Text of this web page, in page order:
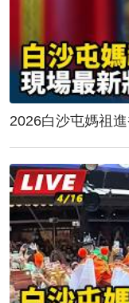
2026白沙屯媽祖